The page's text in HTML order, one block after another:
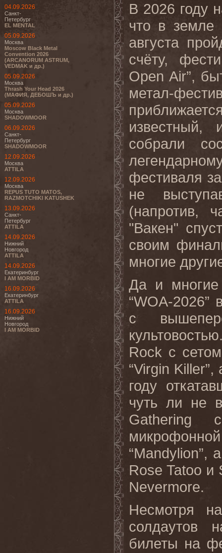
04.09.2026
Санкт-
Петербург
EL MENTAL
05.09.2026
Москва
Moscow Black Metal
Convention 2026
(ARCANORUM ASTRUM,
VEDMAK и др.)
05.09.2026
Москва
Thrash Your Head 2026
(МАФИЯ, ДЕБОШЪ и др.)
05.09.2026
Москва
SHADOWMOOR
06.09.2026
Санкт-
Петербург
SHADOWMOOR
12.09.2026
Москва
ATTILA
12.09.2026
Москва
REPUS TUTO MATOS,
RAZMOTCHIKI KATUSHEK
13.09.2026
Санкт-
Петербург
ATTILA
14.09.2026
Нижний
Новгород
ATTILA
14.09.2026
Екатеринбург
I AM MORBID
16.09.2026
Екатеринбург
ATTILA
16.09.2026
Нижний
Новгород
I AM MORBID
В 2026 году
что в земле
августа
счёту,
Open Air”,
метал-
известный,
собрали
фестиваля
не
(напротив,
"Вакен"
своим
многие
Да и
“WOA-2026”
с
Rock с
“Virgin
году
чуть ли не
Gathering
“Mandylion”,
Rose Tatoo и
Nevermore.
Несмотря
солдаутов
билеты на